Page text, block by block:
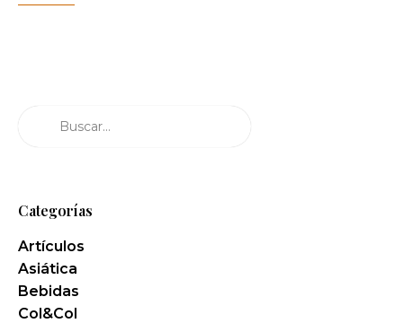
Categorías
Artículos
Asiática
Bebidas
Col&Col